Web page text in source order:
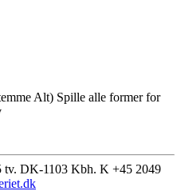
Alt) Spille alle former for
tv. DK-1103 Kbh. K +45 2049